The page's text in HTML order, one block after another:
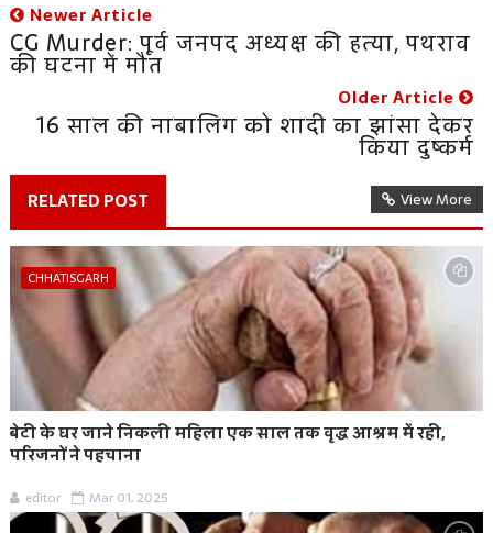
Newer Article
CG Murder: पूर्व जनपद अध्यक्ष की हत्या, पथराव
की घटना में मौत
Older Article
16 साल की नाबालिग को शादी का झांसा देकर
किया दुष्कर्म
RELATED POST View More
CHHATISGARH
बेटी के घर जाने निकली महिला एक साल तक वृद्ध आश्रम में रही,
परिजनों ने पहचाना
editor Mar 01, 2025